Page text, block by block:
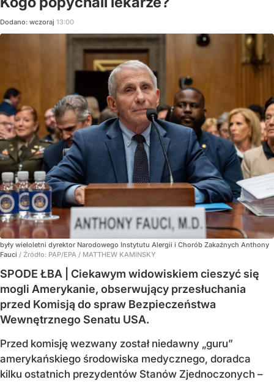
Dodano: wczoraj 13:00
były wieloletni dyrektor Narodowego Instytutu Alergii i Chorób Zakaźnych Anthony
Fauci / Źródło: PAP/EPA / MATTHEW KAMINSKY
SPODE ŁBA | Ciekawym widowiskiem cieszyć się
mogli Amerykanie, obserwujący przesłuchania
przed Komisją do spraw Bezpieczeństwa
Wewnętrznego Senatu USA.
Przed komisję wezwany został niedawny „guru”
amerykańskiego środowiska medycznego, doradca
kilku ostatnich prezydentów Stanów Zjednoczonych –